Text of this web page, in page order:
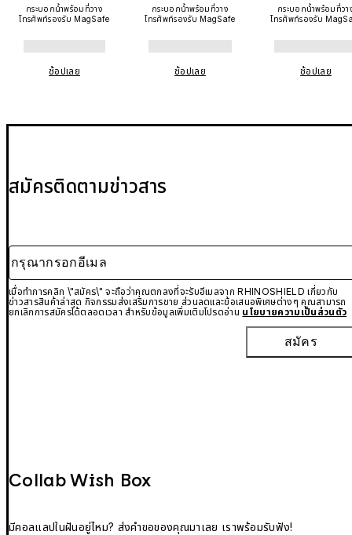
กระบอกน้ำพร้อมที่วาง
โทรศัพท์รองรับ MagSafe
ช้อปเลย
กระบอกน้ำพร้อมที่วาง
โทรศัพท์รองรับ MagSafe
ช้อปเลย
กระบอกน้ำพร้อมที่วา
โทรศัพท์รองรับ
ช้อปเลย
สมัครติดตามข่าวสาร
กรุณากรอกอีเมล
เมื่อทำการคลิก \"สมัคร\" จะถือว่าคุณตกลงที่จะรับอีเมลจาก RHINOSHIELD เกี่ยวกับ
ข่าวสารสินค้าล่าสุด กิจกรรมส่งเสริมการขาย ส่วนลดและข้อเสนอพิเศษต่างๆ คุณสามารถ
ยกเลิกการสมัครได้ตลอดเวลา สำหรับข้อมูลเพิ่มเติมโปรดอ่าน นโยบายความเป็นส่วนตัว
สมัคร
Collab Wish Box
มีคอลแลปในฝันอยู่ไหม? ส่งคำขอของคุณมาเลย เราพร้อมรับฟัง!